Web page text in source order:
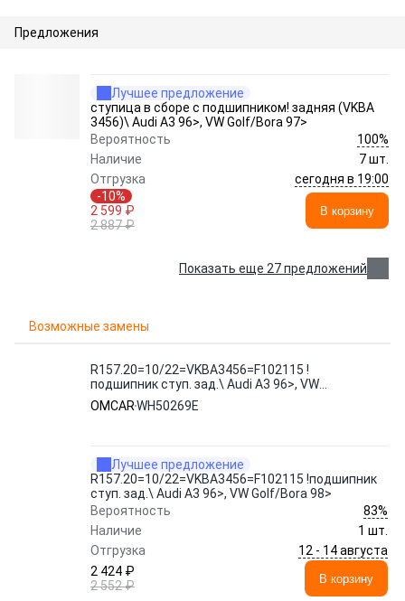
Предложения
Лучшее предложение
ступица в сборе с подшипником! задняя (VKBA
3456)\ Audi A3 96>, VW Golf/Bora 97>
Вероятность
100%
Наличие
7 шт.
Отгрузка
сегодня в 19:00
-10%
2 599 ₽
2 887 ₽
В корзину
Показать еще 27 предложений
Возможные замены
R157.20=10/22=VKBA3456=F102115 !
подшипник ступ. зад.\ Audi A3 96>, VW
Golf/Bora 98>
OMCARWH50269E
Лучшее предложение
R157.20=10/22=VKBA3456=F102115 !подшипник
ступ. зад.\ Audi A3 96>, VW Golf/Bora 98>
Вероятность
83%
Наличие
1 шт.
Отгрузка
12 - 14 августа
2 424 ₽
2 552 ₽
В корзину